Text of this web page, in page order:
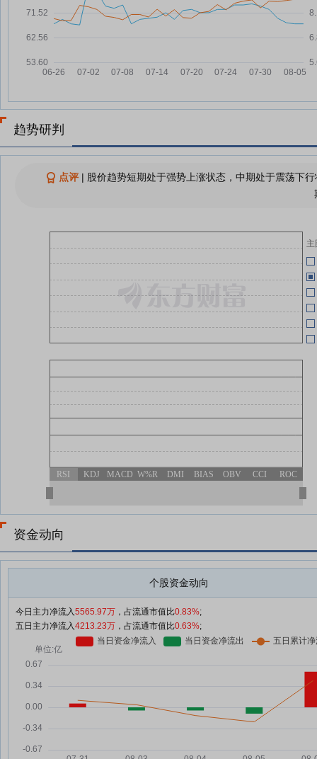
同洲电子7月14日快速反弹
07-14
04-30
趋势研判
点评| 股价趋势短期处于强势上涨状态，中期处于震荡下
主
RSI KDJ MACD W%R DMI BIAS OBV CCI ROC
资金动向
个股资金动向
今日主力净流入5565.97万 ，占流通市值比0.83%;
五日主力净流入4213.23万 ，占流通市值比0.63%;